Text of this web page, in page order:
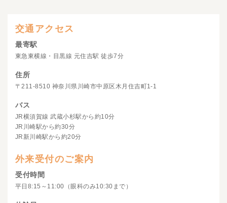
交通アクセス
最寄駅
東急東横線・目黒線 元住吉駅 徒歩7分
住所
〒211-8510 神奈川県川崎市中原区木月住吉町1-1
バス
JR横須賀線 武蔵小杉駅から約10分
JR川崎駅から約30分
JR新川崎駅から約20分
外来受付のご案内
受付時間
平日8:15～11:00（眼科のみ10:30まで）